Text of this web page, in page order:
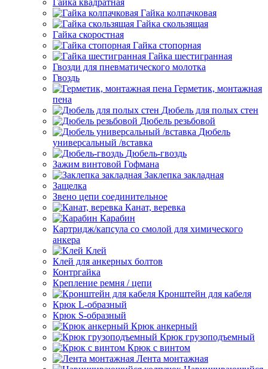
Гайка квадратная
Гайка колпачковая
Гайка скользящая
Гайка скоростная
Гайка стопорная
Гайка шестигранная
Гвозди для пневматического молотка
Гвоздь
Герметик, монтажная
пена
Дюбель для полых стен
Дюбель резьбовой
Дюбель
универсальный /вставка
Дюбель-гвоздь
Зажим винтовой Гофмана
Заклепка закладная
Защелка
Звено цепи соединительное
Канат, веревка
Карабин
Картридж/капсула со смолой для химического
анкера
Клей
Клей для анкерных болтов
Контргайка
Крепление ремня / цепи
Кронштейн для кабеля
Крюк L-образный
Крюк S-образный
Крюк анкерный
Крюк грузоподъемный
Крюк с винтом
Лента монтажная